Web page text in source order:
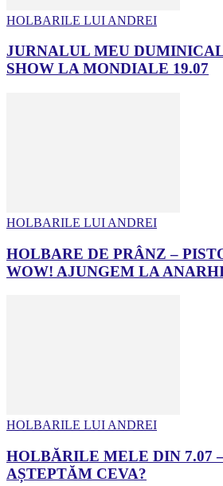
HOLBARILE LUI ANDREI
JURNALUL MEU
SHOW LA MONDIALE 19.07
HOLBARILE LUI ANDREI
HOLBARE DE PRÂNZ –
WOW! AJUNGEM LA
HOLBARILE LUI ANDREI
HOLBĂRILE MELE DIN 7.07
AȘTEPTĂM CEVA?